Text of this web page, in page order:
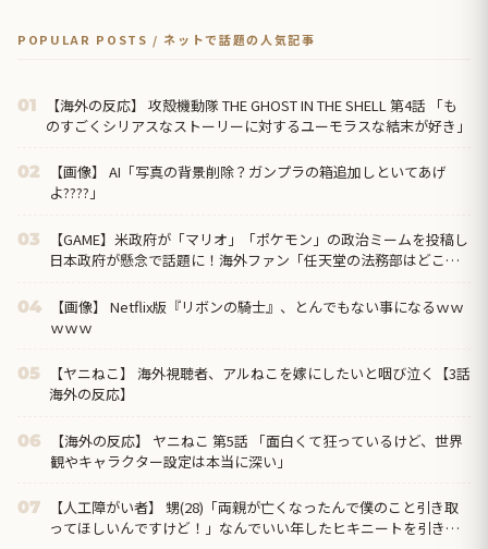
POPULAR POSTS / ネットで話題の人気記事
01
【海外の反応】 攻殻機動隊 THE GHOST IN THE SHELL 第4話 「も
のすごくシリアスなストーリーに対するユーモラスな結末が好き」
02
【画像】 AI「写真の背景削除？ガンプラの箱追加しといてあげ
よ????」
03
【GAME】米政府が「マリオ」「ポケモン」の政治ミームを投稿し
日本政府が懸念で話題に！海外ファン「任天堂の法務部はどこ行
04
【画像】 Netflix版『リボンの騎士』、とんでもない事になるｗｗ
ｗｗｗ
05
【ヤニねこ】 海外視聴者、アルねこを嫁にしたいと咽び泣く【3話
海外の反応】
06
【海外の反応】 ヤニねこ 第5話 「面白くて狂っているけど、世界
観やキャラクター設定は本当に深い」
07
【人工障がい者】 甥(28)「両親が亡くなったんで僕のこと引き取
ってほしいんですけど！」なんでいい年したヒキニートを引き取